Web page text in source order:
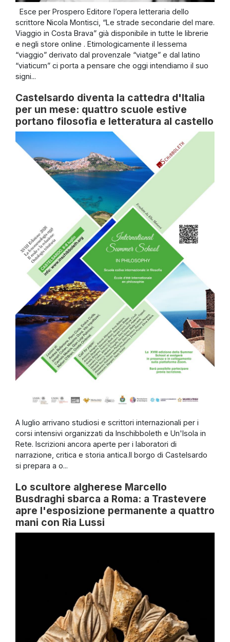
Esce per Prospero Editore l’opera letteraria dello
scrittore Nicola Montisci, “Le strade secondarie del mare.
Viaggio in Costa Brava” già disponibile in tutte le librerie
e negli store online . Etimologicamente il lessema
“viaggio” derivato dal provenzale “viatge” e dal latino
“viaticum” ci porta a pensare che oggi intendiamo il suo
signi...
Castelsardo diventa la cattedra d'Italia
per un mese: quattro scuole estive
portano filosofia e letteratura al castello
A luglio arrivano studiosi e scrittori internazionali per i
corsi intensivi organizzati da Inschibboleth e Un'Isola in
Rete. Iscrizioni ancora aperte per i laboratori di
narrazione, critica e storia antica.Il borgo di Castelsardo
si prepara a o...
Lo scultore algherese Marcello
Busdraghi sbarca a Roma: a Trastevere
apre l'esposizione permanente a quattro
mani con Ria Lussi